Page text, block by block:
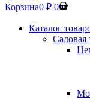
Корзина0 ₽ 0
Каталог
Садовая